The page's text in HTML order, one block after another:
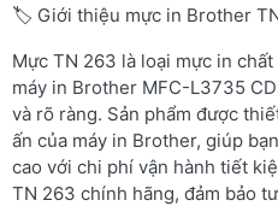
🏷️ Giới thiệu mực in Brother
Mực TN 263 là loại mực in
máy in Brother MFC-L3735
và rõ ràng. Sản phẩm được
ấn của máy in Brother, giúp
cao với chi phí vận hành tiết
TN 263 chính hãng, đảm bảo